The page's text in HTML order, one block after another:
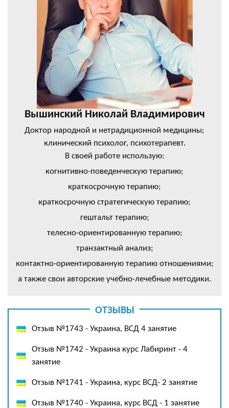
Вышинский Николай Владимирович
Доктор народной и нетрадиционной медицины;
клинический психолог, психотерапевт.
В своей работе использую:
когнитивно-поведенческую терапию;
краткосрочную терапию;
краткосрочную стратегическую терапию;
гештальт терапию;
телесно-ориентированную терапию;
транзактный анализ;
контактно-ориентированную терапию отношениями;
а также свои авторские учебно-лечебные методики.
ОТЗЫВЫ
Отзыв №1743 - Украина, ВСД 4 занятие
Отзыв №1742 - Украина курс Лабиринт - 4
занятие
Отзыв №1741 - Украина, курс ВСД- 2 занятие
Отзыв №1740 - Украина, курс ВСД - 1 занятие